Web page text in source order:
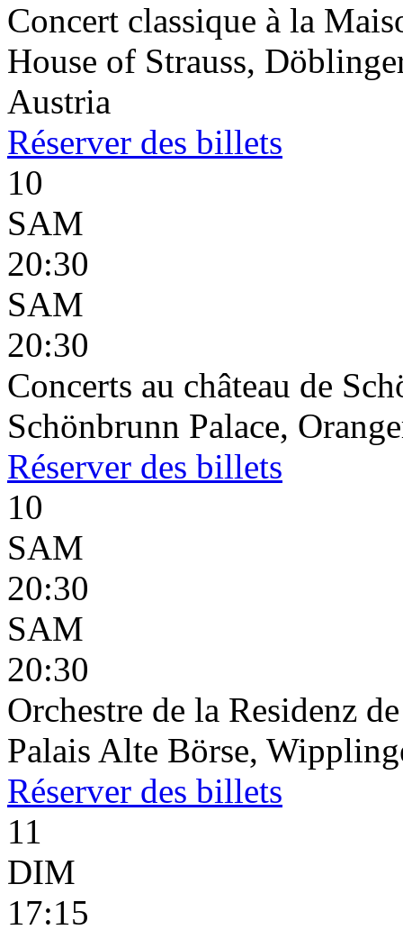
Concert classique à la
House of Strauss,
Austria
Réserver des billets
10
SAM
20:30
SAM
20:30
Concerts au château de
Schönbrunn Palace,
Réserver des billets
10
SAM
20:30
SAM
20:30
Orchestre de la Residenz
Palais Alte Börse,
Réserver des billets
11
DIM
17:15